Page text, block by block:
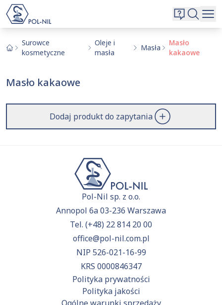
O nas
Kontakt
Surowce
kosmetyczne
Oleje i
masła
Masła
Masło
kakaowe
Masło kakaowe
Dodaj produkt do zapytania
Pol-Nil sp. z o.o.
Annopol 6a 03-236 Warszawa
Tel. (+48) 22 814 20 00
office@pol-nil.com.pl
NIP 526-021-16-99
KRS 0000846347
Polityka prywatności
Polityka jakości
Wybrane surowce i substancje
Aktualnie niczego nie dodałeś do zapytania.
Wyszukiwarka
Szukaj